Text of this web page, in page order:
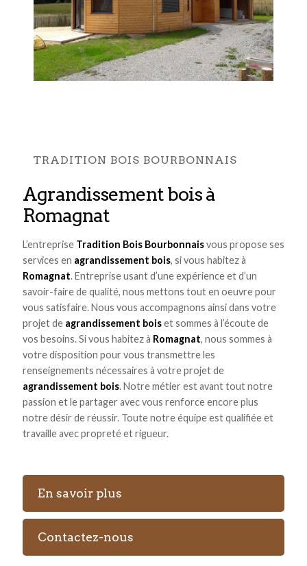
TRADITION BOIS BOURBONNAIS
agrandissement bois à
Romagnat
L’entreprise Tradition Bois Bourbonnaisvous propose ses
services en agrandissement bois, si vous habitez à
Romagnat. Entreprise usant d’une expérience et d’un
savoir-faire de qualité, nous mettons tout en oeuvre pour
vous satisfaire. Nous vous accompagnons ainsi dans votre
projet de agrandissement boiset sommes à l’écoute de
vos besoins. Si vous habitez à Romagnat, nous sommes à
votre disposition pour vous transmettre les
renseignements nécessaires à votre projet de
agrandissement bois. Notre métier est avant tout notre
passion et le partager avec vous renforce encore plus
notre désir de réussir. Toute notre équipe est qualifiée et
travaille avec propreté et rigueur.
En savoir plus
Contactez-nous